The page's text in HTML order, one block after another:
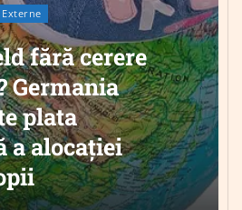
fără cerere
Germania
plata
a alocației